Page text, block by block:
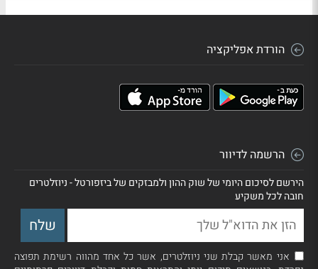
הורדת אפליקציה
הרשמה לדיוור
הירשם לסיכום היומי של שוק ההון ולמבזקים של ביזפורטל - ניוזלטרים
חובה לכל משקיע
אני מאשר קבלת שני ניוזלטרים, אשר כל אחד מהווה רשימת תפוצה